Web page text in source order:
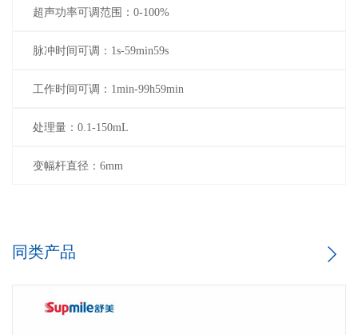
超声功率可调范围：0-100%
脉冲时间可调：1s-59min59s
工作时间可调：1min-99h59min
处理量：0.1-150mL
变幅杆直径：6mm
同类产品